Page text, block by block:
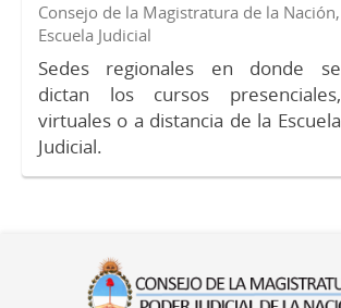
Consejo de la Magistratura de la Nación,
Escuela Judicial
Sedes regionales en donde se
dictan los cursos presenciales,
virtuales o a distancia de la Escuela
Judicial.